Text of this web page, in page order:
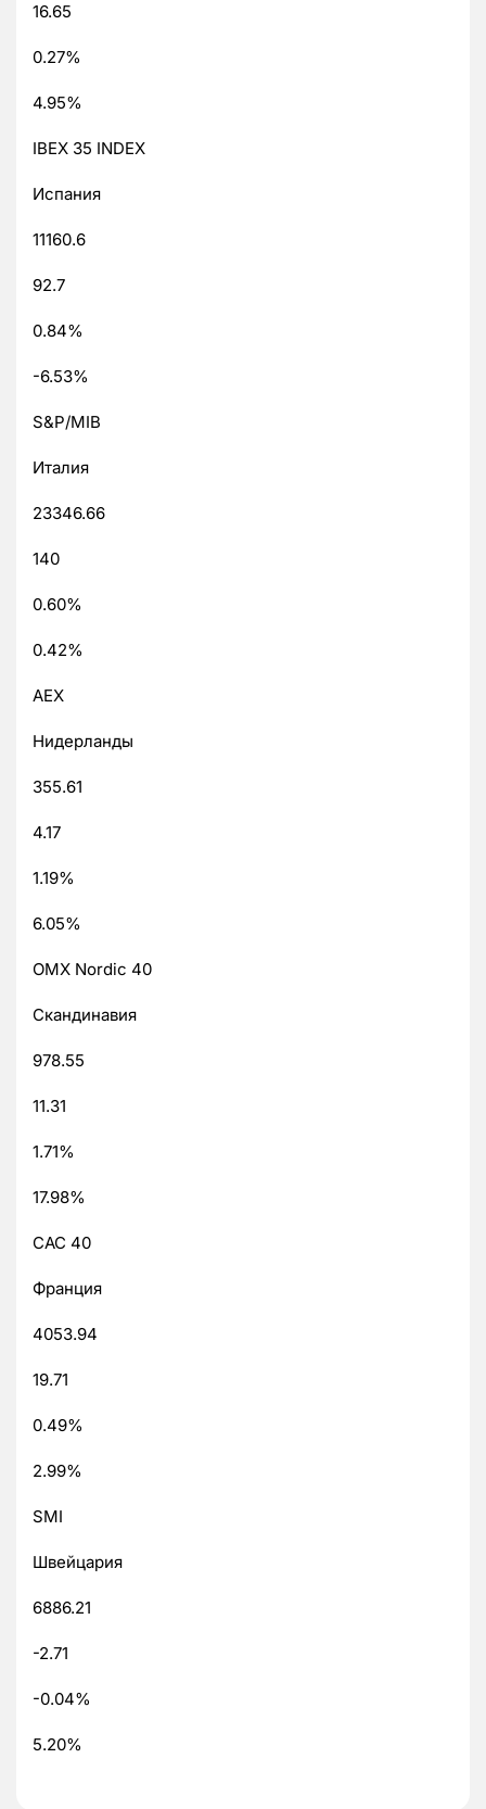
16.65
0.27%
4.95%
IBEX 35 INDEX
Испания
11160.6
92.7
0.84%
-6.53%
S&P/MIB
Италия
23346.66
140
0.60%
0.42%
AEX
Нидерланды
355.61
4.17
1.19%
6.05%
OMX Nordic 40
Скандинавия
978.55
11.31
1.71%
17.98%
CAC 40
Франция
4053.94
19.71
0.49%
2.99%
SMI
Швейцария
6886.21
-2.71
-0.04%
5.20%